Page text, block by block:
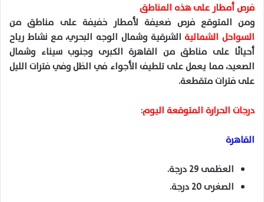
فرص أمطار على هذه المناطق
ومن المتوقع فرص ضعيفة لأمطار خفيفة على مناطق من
السواحل الشماليةالشرقية وشمال الوجه البحري، مع نشاط رياح
أحيانًا على مناطق من القاهرة الكبرى وجنوب سيناء وشمال
الصعيد، مما يعمل على تلطيف الأجواء في الظل وفي فترات الليل
على فترات متقطعة.
درجات الحرارة المتوقعة اليوم:
القاهرة
العظمى 29 درجة.
الصغرى 20 درجة.